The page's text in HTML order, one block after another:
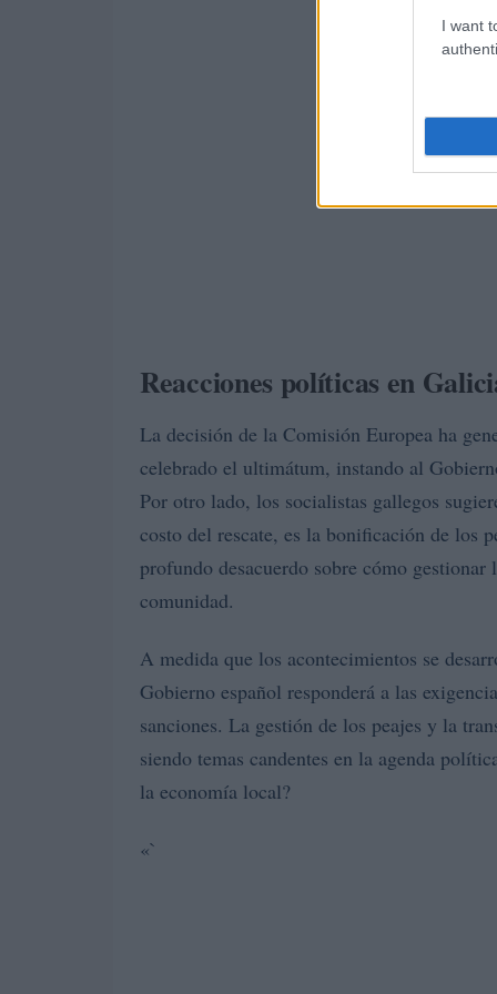
I want
Reacciones políticas en
La decisión de la Comisión Europea ha
celebrado el ultimátum, instando al
Por otro lado, los socialistas gallegos
costo del rescate, es la bonificación de los
profundo desacuerdo sobre cómo
comunidad.
A medida que los acontecimientos se
Gobierno español responderá a las
sanciones. La gestión de los peajes y la
siendo temas candentes en la agenda
la economía local?
«`